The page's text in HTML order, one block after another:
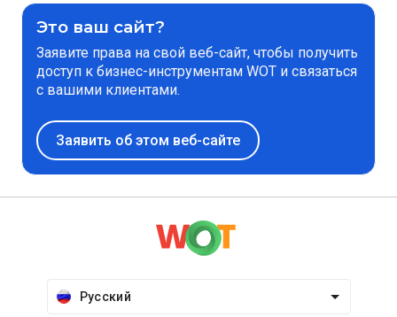
Это ваш сайт?
Заявите права на свой веб-сайт, чтобы получить
доступ к бизнес-инструментам WOT и связаться
с вашими клиентами.
Заявить об этом веб-сайте
Русский